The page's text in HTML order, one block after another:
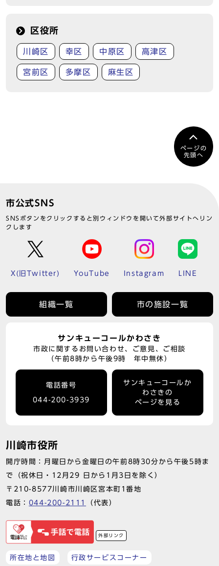
区役所
川崎区 幸区 中原区 高津区
宮前区 多摩区 麻生区
ページの
先頭へ
市公式SNS
SNSボタンをクリックすると別ウィンドウを開いて外部サイトへリン
クします
X(旧Twitter) YouTube Instagram LINE
組織一覧 市の施設一覧
サンキューコールかわさき
市政に関するお問い合わせ、ご意見、ご相談
（午前8時から午後9時 年中無休）
電話番号
044-200-3939
サンキューコールか
わさきの
ページを見る
川崎市役所
開庁時間：月曜日から金曜日の午前8時30分から午後5時ま
で（祝休日・12月29 日から1月3日を除く）
〒210-8577川崎市川崎区宮本町1番地
電話： 044-200-2111 （代表）
外部リンク
所在地と地図 行政サービスコーナー